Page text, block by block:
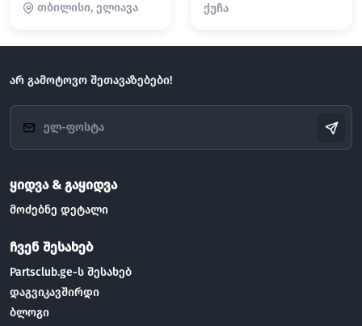
თბილისი, ელიავა
ქუჩა
არ გამოტოვო შეთავაზებები!
ყიდვა & გაყიდვა
მოძებნე დეტალი
ჩვენ შესახებ
Partsclub.ge-ს შესახებ
დაგვიკავშირდი
ბლოგი